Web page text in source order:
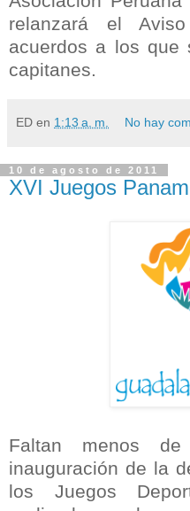
relanzará el
acuerdos a los que
capitanes.
ED en 1:13 a. m. No hay
10 de agosto de 2011
XVI Juegos
Faltan menos
inauguración de la
los Juegos